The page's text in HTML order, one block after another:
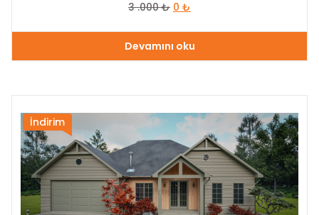
3 .000₺ 0 ₺
Devamını oku
İndirim